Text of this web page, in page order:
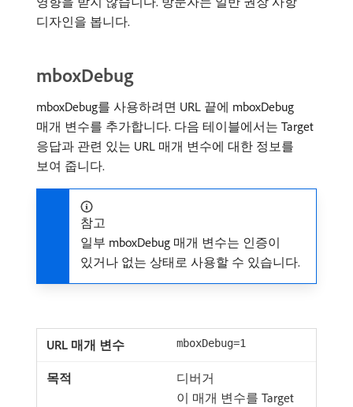
디자인을 봅니다.
mboxDebug
mboxDebug를 사용하려면 URL 끝에 mboxDebug
매개 변수를 추가합니다. 다음 테이블에서는 Target
응답과 관련 있는 URL 매개 변수에 대한 정보를
보여 줍니다.
참고
일부 mboxDebug 매개 변수는 인증이
있거나 없는 상태로 사용할 수 있습니다.
mboxDebug=1
디버거
이 매개 변수를 Target